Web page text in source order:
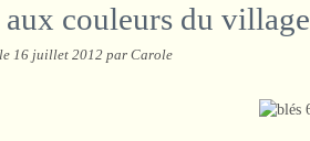
aux couleurs du village
16 juillet 2012 par Carole